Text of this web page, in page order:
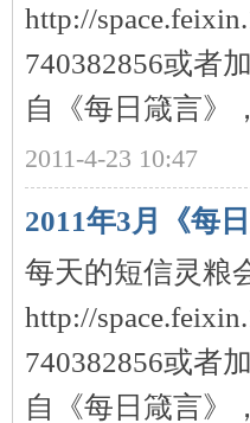
http://
740382856或者
自《每日箴言》
2011-4-23 10:47
2011年3月《每
每天的短信灵粮
http://
740382856或者
自《每日箴言》